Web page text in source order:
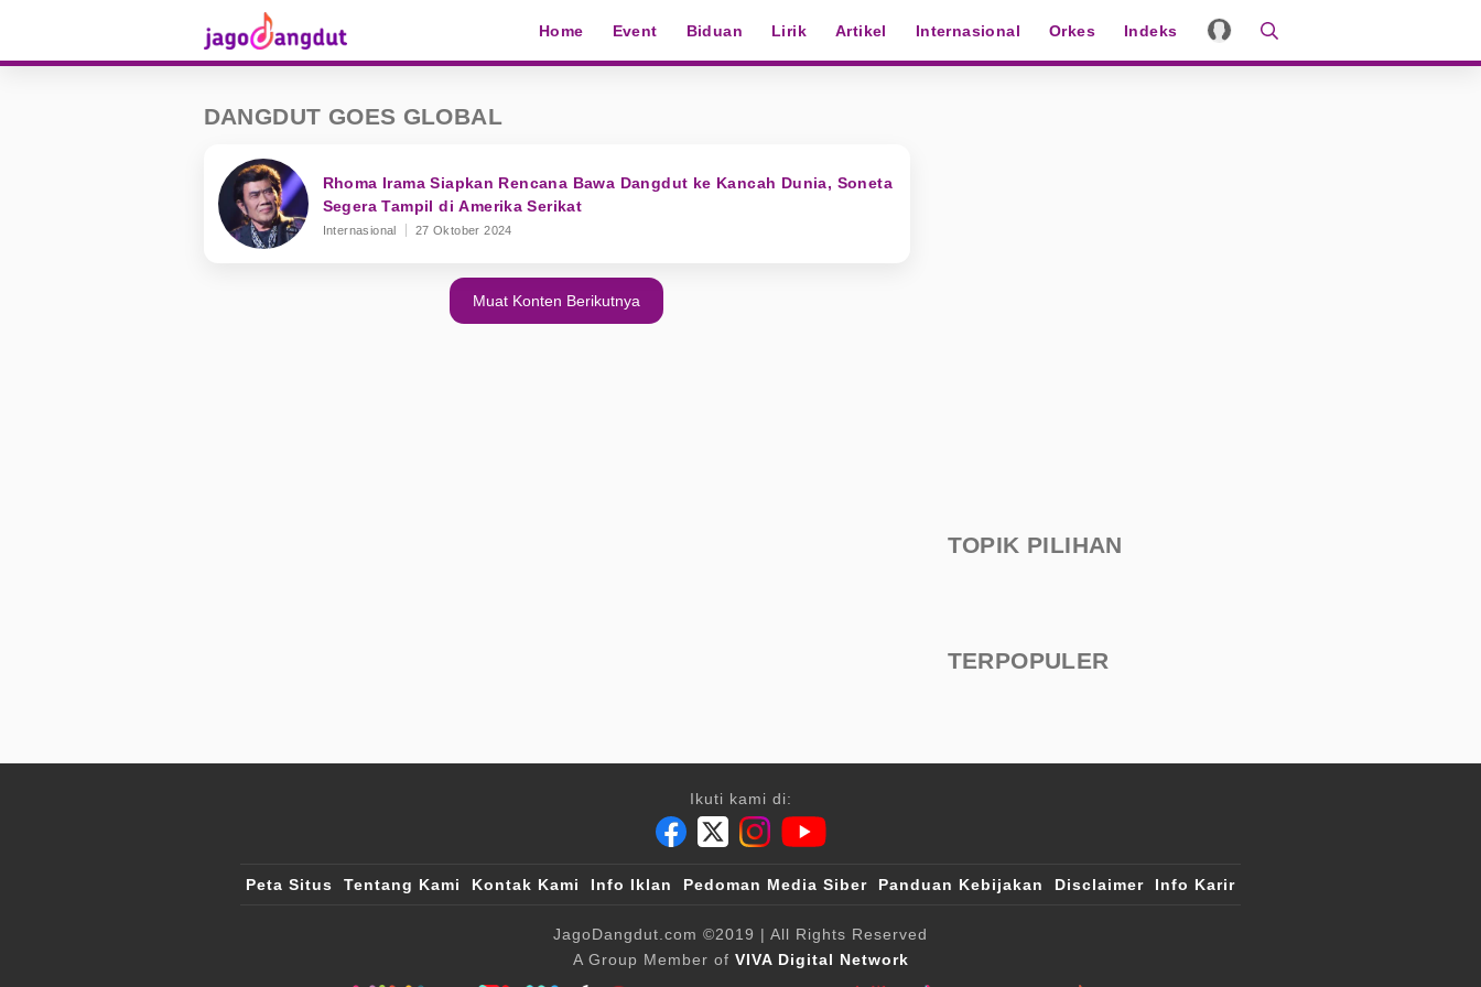
Home Event Biduan Lirik Artikel Internasional Orkes Indeks
DANGDUT GOES GLOBAL
Rhoma Irama Siapkan Rencana Bawa Dangdut ke Kancah Dunia, Soneta
Segera Tampil di Amerika Serikat
Internasional 27 Oktober 2024
Muat Konten Berikutnya
TOPIK PILIHAN
TERPOPULER
Ikuti kami di:
Peta Situs Tentang Kami Kontak Kami Info Iklan Pedoman Media Siber Panduan Kebijakan Disclaimer Info Karir
JagoDangdut.com ©2019 | All Rights Reserved
A Group Member of VIVA Digital Network